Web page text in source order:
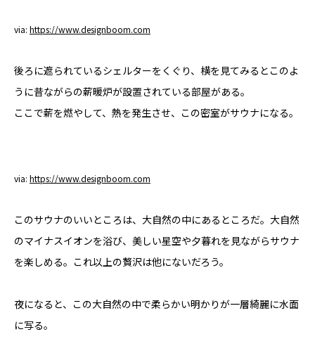
via: https://www.designboom.com
後ろに遮られているシェルターをくぐり、横を見てみるとこのよ
うに昔ながらの薪暖炉が設置されている部屋がある。
ここで薪を燃やして、熱を発生させ、この密室がサウナになる。
via: https://www.designboom.com
このサウナのいいところは、大自然の中にあるところだ。大自然
のマイナスイオンを浴び、美しい星空や夕暮れを見ながらサウナ
を楽しめる。これ以上の贅沢は他にないだろう。
夜になると、この大自然の中で柔らかい明かりが一層綺麗に水面
に写る。